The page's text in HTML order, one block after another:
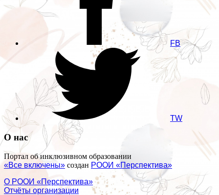
FB
TW
О нас
Портал об инклюзивном образовании
«Все включены» создан РООИ «Перспектива»
О РООИ «Перспектива»
Отчёты организации